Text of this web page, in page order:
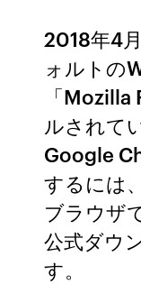
2018年4
ォルトの
「
ルされて
Google
するには
ブラウザ
公式ダウ
す。